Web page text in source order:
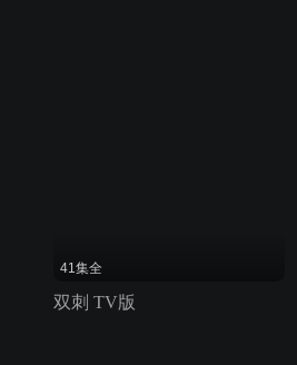
41集全
双刺 TV版